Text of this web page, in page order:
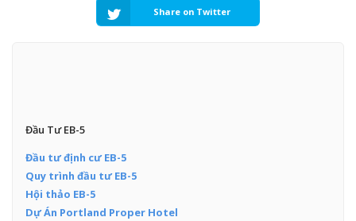
Share on Twitter
Đầu Tư EB-5
Đầu tư định cư EB-5
Quy trình đầu tư EB-5
Hội thảo EB-5
Dự Án Portland Proper Hotel